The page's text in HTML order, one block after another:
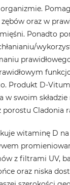
oraz w
Ponadto
Produkt D-
w swoim
porostu Cladonia
witaminę D
z filtrami UV,
oraz niska